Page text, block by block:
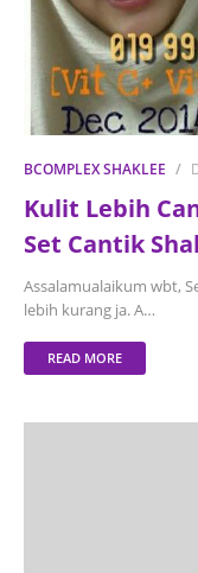
BCOMPLEX SHAKLEE
Kulit Lebih
Set Cantik
Assalamualaikum wbt,
lebih kurang ja. A…
READ MORE